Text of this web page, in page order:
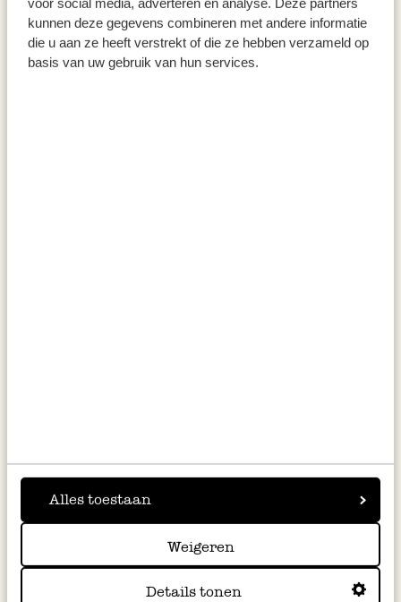
voor social media, adverteren en analyse. Deze partners
kunnen deze gegevens combineren met andere informatie
die u aan ze heeft verstrekt of die ze hebben verzameld op
basis van uw gebruik van hun services.
Alles toestaan
Weigeren
Details tonen